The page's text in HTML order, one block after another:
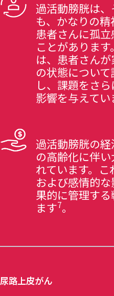
過活動膀胱は
も、かなりの精
患者さんに孤
ことがありま
は、患者さん
の状態につい
し、課題をさ
影響を与えてい
過活動膀胱の
の高齢化に伴
れています。
および感情的
果的に管理す
ます7。
尿路上皮がん